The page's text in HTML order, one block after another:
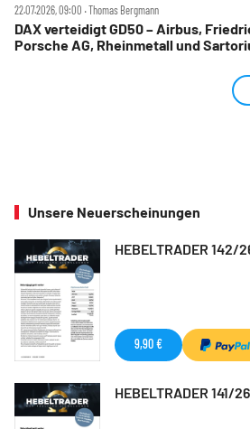
22.07.2026, 09:00 ‧ Thomas Bergmann
DAX verteidigt GD50 – Airbus,
Porsche AG, Rheinmetall und
Unsere Neuerscheinungen
HEBELTRADER 142/
9,90 €
HEBELTRADER 141/26